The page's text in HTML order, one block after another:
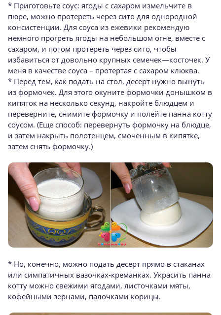
* Приготовьте соус: ягоды с сахаром измельчите в
пюре, можно протереть через сито для однородной
консистенции. Для соуса из ежевики рекомендую
немного прогреть ягоды на небольшом огне, вместе с
сахаром, и потом протереть через сито, чтобы
избавиться от довольно крупных семечек—косточек. У
меня в качестве соуса – протертая с сахаром клюква.
* Перед тем, как подать на стол, десерт нужно вынуть
из формочек. Для этого окуните формочки донышком в
кипяток на несколько секунд, накройте блюдцем и
переверните, снимите формочку и полейте панна котту
соусом. (Еще способ: перевернуть формочку на блюдце,
и затем накрыть полотенцем, смоченным в кипятке,
затем снять формочку.)
* Но, конечно, можно подать десерт прямо в стаканах
или симпатичных вазочках-креманках. Украсить панна
котту можно свежими ягодами, листочками мяты,
кофейными зернами, палочками корицы.